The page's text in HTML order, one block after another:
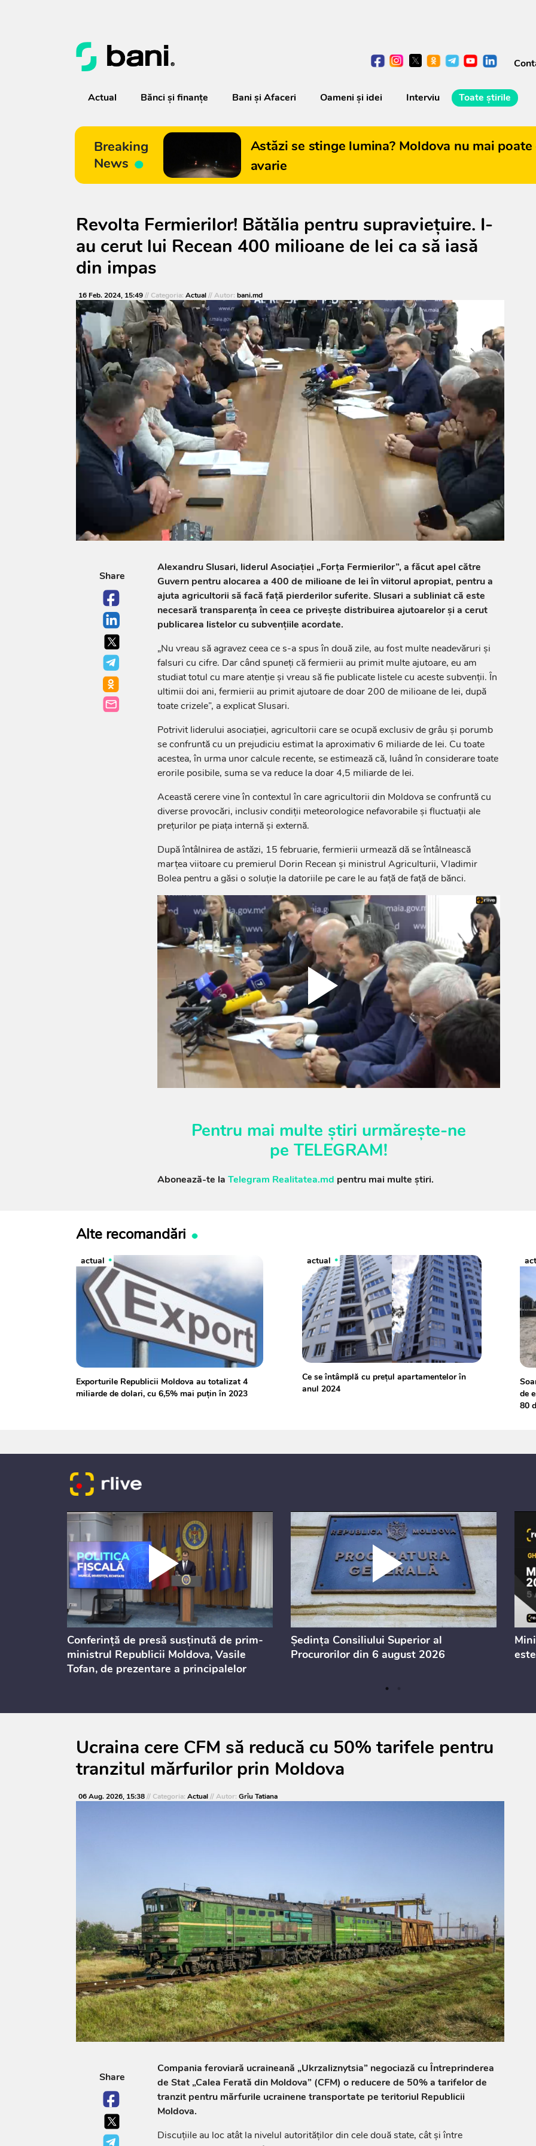
Actual Bănci şi finanţe Bani și Afaceri Oameni şi idei Interviu Toate știrile
Breaking
News
Astăzi se stinge lumina? Moldova nu mai
avarie
Revolta Fermierilor! Bătălia pentru supraviețuire. I-
au cerut lui Recean 400 milioane de lei ca să iasă
din impas
16 Feb. 2024, 15:49// Categoria: Actual// Autor: bani.md
Share
Alexandru Slusari, liderul Asociației „Forța Fermierilor”, a făcut apel către
Guvern pentru alocarea a 400 de milioane de lei în viitorul apropiat, pentru a
ajuta agricultorii să facă față pierderilor suferite. Slusari a subliniat că este
necesară transparența în ceea ce privește distribuirea ajutoarelor și a cerut
publicarea listelor cu subvențiile acordate.
„Nu vreau să agravez ceea ce s-a spus în două zile, au fost multe neadevăruri și
falsuri cu cifre. Dar când spuneți că fermierii au primit multe ajutoare, eu am
studiat totul cu mare atenție și vreau să fie publicate listele cu aceste subvenții. În
ultimii doi ani, fermierii au primit ajutoare de doar 200 de milioane de lei, după
toate crizele”, a explicat Slusari.
Potrivit liderului asociației, agricultorii care se ocupă exclusiv de grâu și porumb
se confruntă cu un prejudiciu estimat la aproximativ 6 miliarde de lei. Cu toate
acestea, în urma unor calcule recente, se estimează că, luând în considerare toate
erorile posibile, suma se va reduce la doar 4,5 miliarde de lei.
Această cerere vine în contextul în care agricultorii din Moldova se confruntă cu
diverse provocări, inclusiv condiții meteorologice nefavorabile și fluctuații ale
prețurilor pe piața internă și externă.
După întâlnirea de astăzi, 15 februarie, fermierii urmează dă se întâlnească
marțea viitoare cu premierul Dorin Recean și ministrul Agriculturii, Vladimir
Bolea pentru a găsi o soluție la datoriile pe care le au față de față de bănci.
Pentru mai multe știri urmărește-ne
pe TELEGRAM!
Abonează-te la Telegram Realitatea.md pentru mai multe știri.
Alte recomandări
actual
Exporturile Republicii Moldova au totalizat 4
miliarde de dolari, cu 6,5% mai puțin în 2023
actual
Ce se întâmplă cu prețul apartamentelor în
anul 2024
de
80
Conferință de presă susținută de prim-
ministrul Republicii Moldova, Vasile
Tofan, de prezentare a principalelor
consultărilor publice
Ședința Consiliului Superior al
Procurorilor din 6 august 2026
Ucraina cere CFM să reducă cu 50% tarifele pentru
tranzitul mărfurilor prin Moldova
06 Aug. 2026, 15:38// Categoria: Actual// Autor: Grîu Tatiana
Share
Compania feroviară ucraineană „Ukrzaliznytsia” negociază cu Întreprinderea
de Stat „Calea Ferată din Moldova” (CFM) o reducere de 50% a tarifelor de
tranzit pentru mărfurile ucrainene transportate pe teritoriul Republicii
Moldova.
Discuțiile au loc atât la nivelul autorităților din cele două state, cât și între